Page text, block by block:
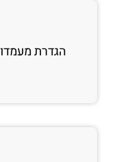
הגדרת